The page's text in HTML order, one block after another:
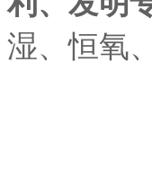
湿、恒氧